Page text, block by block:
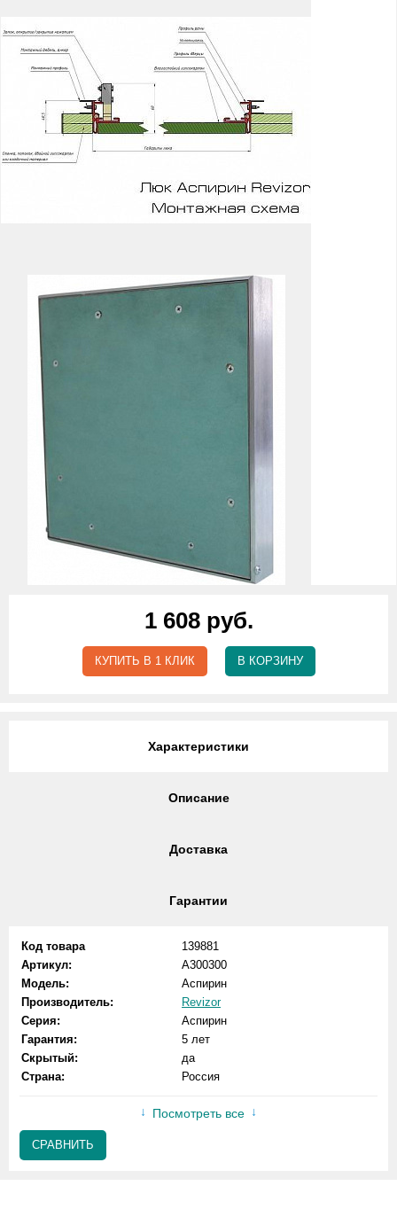
1 608 руб.
КУПИТЬ В 1 КЛИК В КОРЗИНУ
Характеристики
Описание
Доставка
Гарантии
Код товара
139881
Артикул:
А300300
Модель:
Аспирин
Производитель:
Revizor
Серия:
Аспирин
Гарантия:
5 лет
Скрытый:
да
Страна:
Россия
Посмотреть все
СРАВНИТЬ